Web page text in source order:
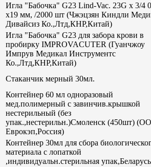
Игла "Бабочка" G23 Lind-Vac. 23G х 3/4
х19 мм, /2000 шт (Чжэцзян Киндли
Дивайсиз Ко.,Лтд,КНР,Китай)
Игла "Бабочка" G23 для забора крови в
пробирку IMPROVACUTER (Гуанчжоу
Импрув Медикал Инструментс
Ко.,Лтд,КНР,Китай)
Стаканчик мерный 30мл.
Контейнер 60 мл одноразовый
мед.полимерный с завинчив.крышкой
нестерильный (без
упак.,нестерильн.)Смоленск (450шт)
Еврокэп,Россия)
Контейнер 30мл для сбора
материала с лопаткой
,индивидуальн.стерильная упак,Беларусь